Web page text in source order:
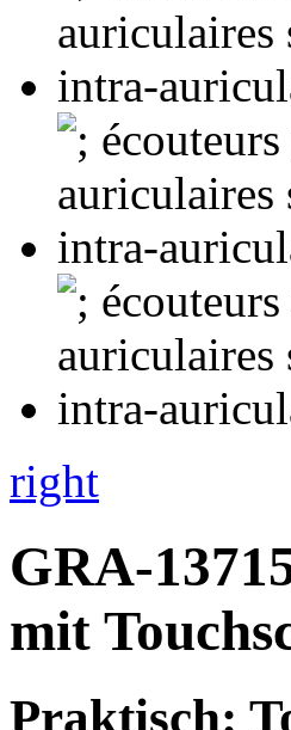
right
GRA-
mit
Praktisch: